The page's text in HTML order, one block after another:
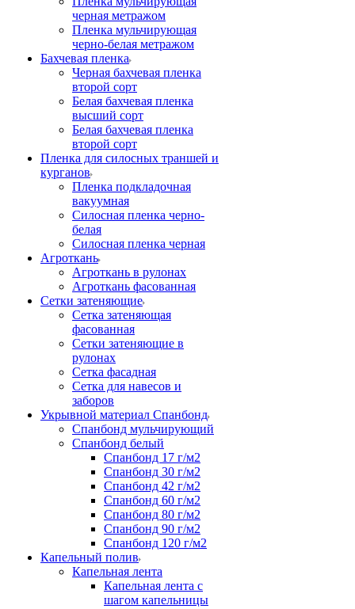
черная метражом
Пленка мульчирующая
черно-белая метражом
Бахчевая пленка
Черная бахчевая пленка
второй сорт
Белая бахчевая пленка
высший сорт
Белая бахчевая пленка
второй сорт
Пленка для силосных траншей и
курганов
Пленка подкладочная
вакуумная
Силосная пленка черно-
белая
Силосная пленка черная
Агроткань
Агроткань в рулонах
Агроткань фасованная
Сетки затеняющие
Сетка затеняющая
фасованная
Сетки затеняющие в
рулонах
Сетка фасадная
Сетка для навесов и
заборов
Укрывной материал Спанбонд
Спанбонд мульчирующий
Спанбонд белый
Спанбонд 17 г/м2
Спанбонд 30 г/м2
Спанбонд 42 г/м2
Спанбонд 60 г/м2
Спанбонд 80 г/м2
Спанбонд 90 г/м2
Спанбонд 120 г/м2
Капельный полив
Капельная лента
Капельная лента с
шагом капельницы